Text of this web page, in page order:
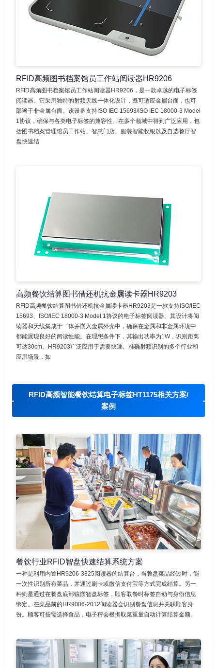
RFID高频图书档案馆员工作站阅读器HR9206
RFID高频图书档案馆员工作站阅读器HR9206，是一款卓越的电子标签
阅读器。它采用独特的射频天线一体化设计，既可适应金属台面，也可
部署于非金属台面。该设备支持ISO IEC 15693/ISO IEC 18000-3 Model
1协议，确保与各类电子标签的兼容性。在多个领域中得到广泛应用，包
括图书档案管理馆员工作站、智慧门店、服装智能收银以及自选餐厅智
盘快速结
高频餐饮结算图书借还机抗金属读卡器HR9203
RFID高频餐饮结算图书借还机抗金属读卡器HR9203是一款支持ISO/IEC
15693、ISO/IEC 18000-3 Model 1协议的电子标签阅读器。其设计将阅
读器和天线集成于一体并嵌入金属外壳中，确保在金属和非金属环境中
都能展现良好的阅读性能。在理想条件下，其输出功率为1W，识别距离
可达30cm。HR9203广泛应用于需要快速、准确射频识别的多个行业和
应用场景，如
RFID高频智能餐饮结算电子标签HT1175相关方案/
案例
餐饮行业RFID智盘快速结算系统方案
一种是利用内置HR9206-3825阅读器的结算台，当整盘菜品经过时，能
一次性识别所有菜品，并通过刷卡或微信支付宝等方式完成结算。另一
种则是通过在餐盘底部镶嵌智盘标签，顾客取餐时标签自动与身份信息
绑定。在菜品前的HR9006-2012阅读器会识别餐盘信息并关联顾客身
份。顾客可按需选择食品，电子秤会根据取菜重量自动计算结算金额。